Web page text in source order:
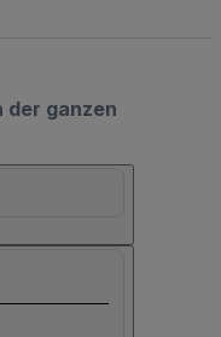
der ganzen